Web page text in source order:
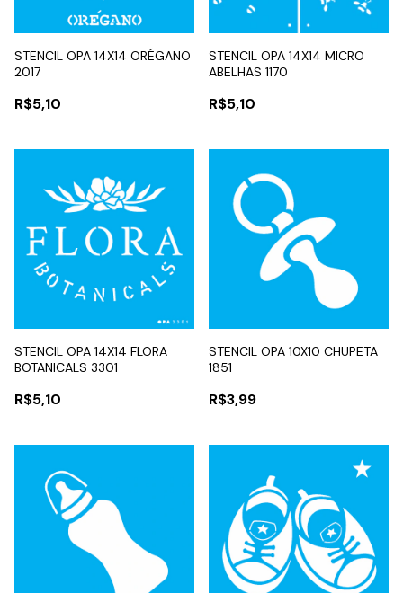
STENCIL OPA 14X14 ORÉGANO
2017
R$5,10
STENCIL OPA 14X14 MICRO
ABELHAS 1170
R$5,10
STENCIL OPA 14X14 FLORA
BOTANICALS 3301
R$5,10
STENCIL OPA 10X10 CHUPETA
1851
R$3,99